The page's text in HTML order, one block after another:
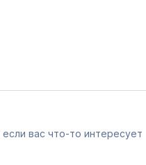
вас что-то интересует